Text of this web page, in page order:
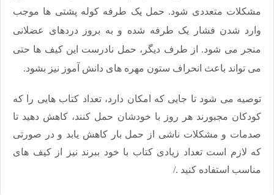
مشکلات متعددی شود. حمل یک طرفه کوله پشتی ها موجب
وارد شدن فشار یک طرفه شده و به بروز دردهای عضلانی
منجر می شود. از طرف دیگر، حمل نادرست این کیف ها حتی
می تواند باعث انحراف ستون مهره های دانش آموز نیز بشود.
توصیه می شود تا جایی که امکان دارد، تعداد کتاب هایی را که
کودکان مجبورند هر روز با خودشان حمل کنند، کاهش دهید تا
صدمات و مشکلات ناشی از حمل بار کاهش یابد و در صورتی
که لازم است تعداد زیادی کتاب با خود ببرند نیز از کیف های
مناسب استفاده کنید .
/